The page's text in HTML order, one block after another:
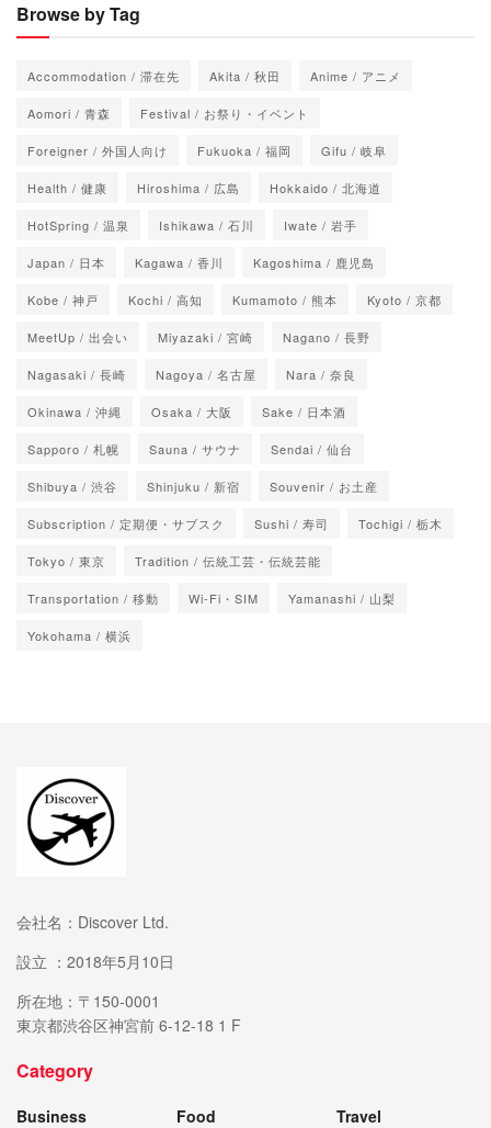
Browse by Tag
Accommodation / 滞在先 Akita / 秋田 Anime / アニメ
Aomori / 青森 Festival / お祭り・イベント
Foreigner / 外国人向け Fukuoka / 福岡 Gifu / 岐阜
Health / 健康 Hiroshima / 広島 Hokkaido / 北海道
HotSpring / 温泉 Ishikawa / 石川 Iwate / 岩手
Japan / 日本 Kagawa / 香川 Kagoshima / 鹿児島
Kobe / 神戸 Kochi / 高知 Kumamoto / 熊本 Kyoto / 京都
MeetUp / 出会い Miyazaki / 宮崎 Nagano / 長野
Nagasaki / 長崎 Nagoya / 名古屋 Nara / 奈良
Okinawa / 沖縄 Osaka / 大阪 Sake / 日本酒
Sapporo / 札幌 Sauna / サウナ Sendai / 仙台
Shibuya / 渋谷 Shinjuku / 新宿 Souvenir / お土産
Subscription / 定期便・サブスク Sushi / 寿司 Tochigi / 栃木
Tokyo / 東京 Tradition / 伝統工芸・伝統芸能
Transportation / 移動 Wi-Fi・SIM Yamanashi / 山梨
Yokohama / 横浜
会社名：Discover Ltd.
設立 ：2018年5月10日
所在地：〒150-0001
東京都渋谷区神宮前 6-12-18 1 F
Category
Business
Food
Travel